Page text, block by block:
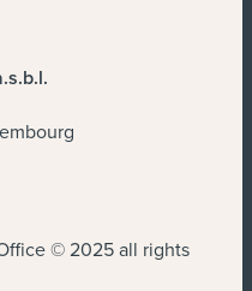
© 2025 all rights